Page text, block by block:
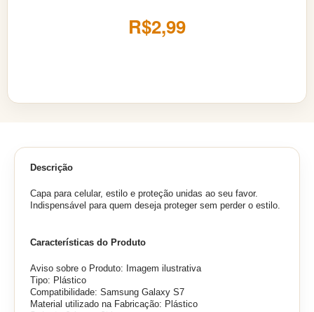
R$2,99
Descrição
Capa para celular, estilo e proteção unidas ao seu favor.
Indispensável para quem deseja proteger sem perder o estilo.
Características do Produto
Aviso sobre o Produto: Imagem ilustrativa
Tipo: Plástico
Compatibilidade: Samsung Galaxy S7
Material utilizado na Fabricação: Plástico